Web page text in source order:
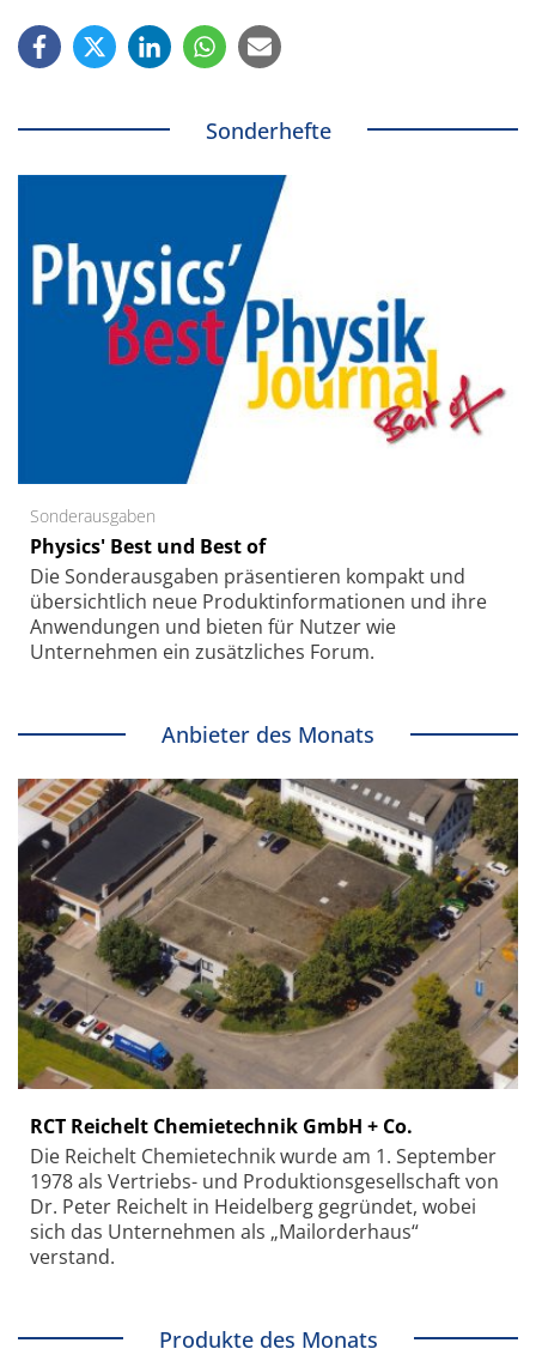
Sonderhefte
Sonderausgaben
Physics' Best und Best of
Die Sonder­ausgaben präsentieren kompakt und
übersichtlich neue Produkt­informationen und ihre
Anwendungen und bieten für Nutzer wie
Unternehmen ein zusätzliches Forum.
Anbieter des Monats
RCT Reichelt Chemietechnik GmbH + Co.
Die Reichelt Chemietechnik wurde am 1. September
1978 als Vertriebs- und Produktionsgesellschaft von
Dr. Peter Reichelt in Heidelberg gegründet, wobei
sich das Unternehmen als „Mailorderhaus“
verstand.
Produkte des Monats